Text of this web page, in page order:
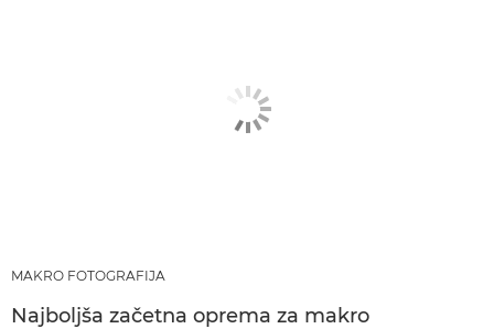
MAKRO FOTOGRAFIJA
Najboljša začetna oprema za makro